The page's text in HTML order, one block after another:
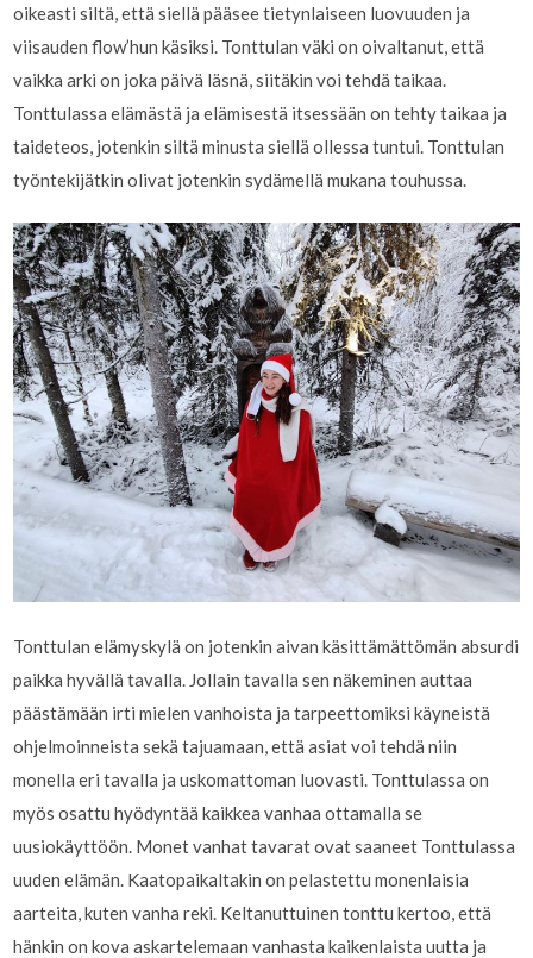
oikeasti siltä, että siellä pääsee tietynlaiseen luovuuden ja
viisauden flow’hun käsiksi. Tonttulan väki on oivaltanut, että
vaikka arki on joka päivä läsnä, siitäkin voi tehdä taikaa.
Tonttulassa elämästä ja elämisestä itsessään on tehty taikaa ja
taideteos, jotenkin siltä minusta siellä ollessa tuntui. Tonttulan
työntekijätkin olivat jotenkin sydämellä mukana touhussa.
Tonttulan elämyskylä on jotenkin aivan käsittämättömän absurdi
paikka hyvällä tavalla. Jollain tavalla sen näkeminen auttaa
päästämään irti mielen vanhoista ja tarpeettomiksi käyneistä
ohjelmoinneista sekä tajuamaan, että asiat voi tehdä niin
monella eri tavalla ja uskomattoman luovasti. Tonttulassa on
myös osattu hyödyntää kaikkea vanhaa ottamalla se
uusiokäyttöön. Monet vanhat tavarat ovat saaneet Tonttulassa
uuden elämän. Kaatopaikaltakin on pelastettu monenlaisia
aarteita, kuten vanha reki. Keltanuttuinen tonttu kertoo, että
hänkin on kova askartelemaan vanhasta kaikenlaista uutta ja